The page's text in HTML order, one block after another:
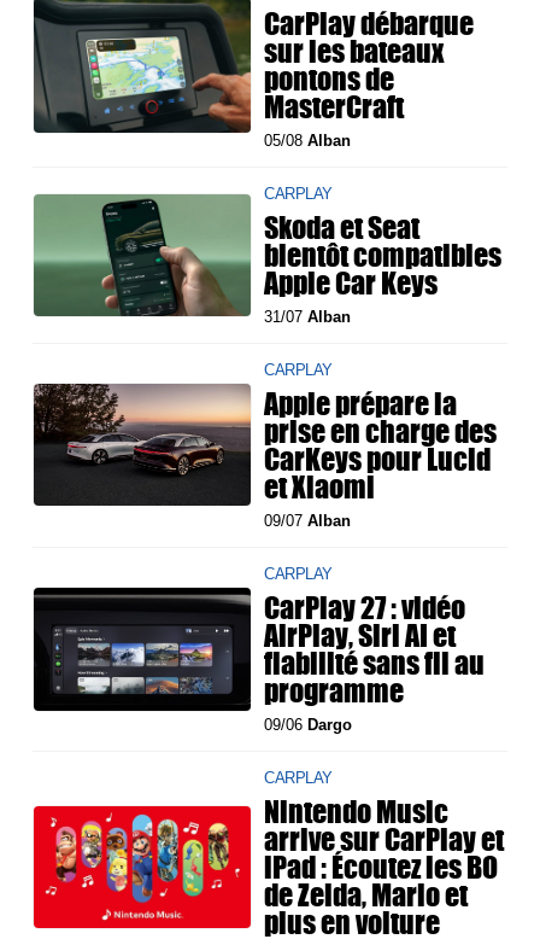
CarPlay débarque
sur les bateaux
pontons de
MasterCraft
05/08Alban
CARPLAY
Skoda et Seat
bientôt compatibles
Apple Car Keys
31/07Alban
CARPLAY
Apple prépare la
prise en charge des
CarKeys pour Lucid
et Xiaomi
09/07Alban
CARPLAY
CarPlay 27 : vidéo
AirPlay, Siri AI et
fiabilité sans fil au
programme
09/06 Dargo
CARPLAY
Nintendo Music
arrive sur CarPlay et
iPad : Écoutez les BO
de Zelda, Mario et
plus en voiture